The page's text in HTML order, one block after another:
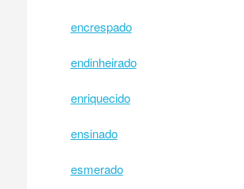
encrespado
endinheirado
enriquecido
ensinado
esmerado